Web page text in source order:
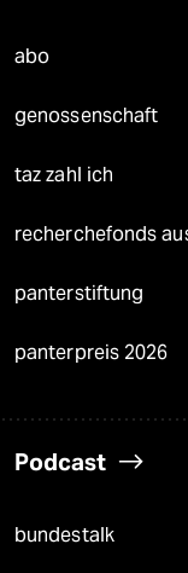
abo
genossenschaft
taz zahl ich
recherchefonds
panterstiftung
panterpreis 2026
Podcast
bundestalk